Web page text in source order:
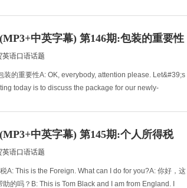
中英字幕) 第146期:包装的重要性
英语口语话题
的重要性A: OK, everybody, attention please. Let&#39;s
today is to discuss the package for our newly-
中英字幕) 第145期:个人所得税
英语口语话题
A: This is the Foreign. What can I do for you?A: 你好，这
的吗？B: This is Tom Black and I am from England. I